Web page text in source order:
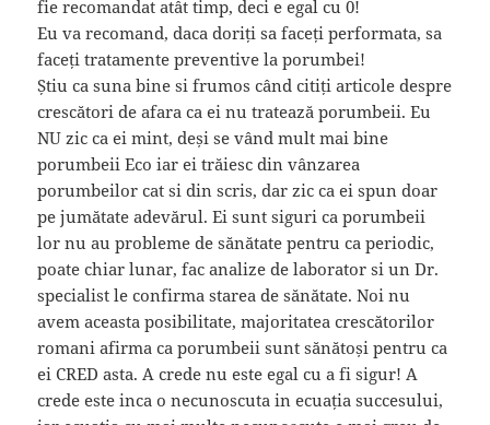
fie recomandat atât timp, deci e egal cu 0!
Eu va recomand, daca doriți sa faceți performata, sa
faceți tratamente preventive la porumbei!
Știu ca suna bine si frumos când citiți articole despre
crescători de afara ca ei nu tratează porumbeii. Eu
NU zic ca ei mint, deși se vând mult mai bine
porumbeii Eco iar ei trăiesc din vânzarea
porumbeilor cat si din scris, dar zic ca ei spun doar
pe jumătate adevărul. Ei sunt siguri ca porumbeii
lor nu au probleme de sănătate pentru ca periodic,
poate chiar lunar, fac analize de laborator si un Dr.
specialist le confirma starea de sănătate. Noi nu
avem aceasta posibilitate, majoritatea crescătorilor
romani afirma ca porumbeii sunt sănătoși pentru ca
ei CRED asta. A crede nu este egal cu a fi sigur! A
crede este inca o necunoscuta in ecuația succesului,